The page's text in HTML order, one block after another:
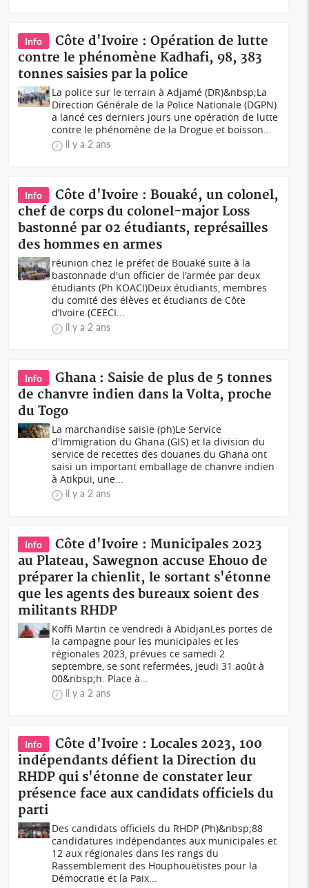
Info
Côte d'Ivoire : Opération de lutte
contre le phénomène Kadhafi, 98, 383
tonnes saisies par la police
La police sur le terrain à Adjamé (DR)&nbsp;La
Direction Générale de la Police Nationale (DGPN)
a lancé ces derniers jours une opération de lutte
contre le phénomène de la Drogue et boisson...
il y a 2 ans
Info
Côte d'Ivoire : Bouaké, un colonel,
chef de corps du colonel-major Loss
bastonné par 02 étudiants, représailles
des hommes en armes
réunion chez le préfet de Bouaké suite à la
bastonnade d'un officier de l'armée par deux
étudiants (Ph KOACI)Deux étudiants, membres
du comité des élèves et étudiants de Côte
d’Ivoire (CEECI...
il y a 2 ans
Info
Ghana : Saisie de plus de 5 tonnes
de chanvre indien dans la Volta, proche
du Togo
La marchandise saisie (ph)Le Service
d'Immigration du Ghana (GIS) et la division du
service de recettes des douanes du Ghana ont
saisi un important emballage de chanvre indien
à Atikpui, une...
il y a 2 ans
Info
Côte d'Ivoire : Municipales 2023
au Plateau, Sawegnon accuse Ehouo de
préparer la chienlit, le sortant s'étonne
que les agents des bureaux soient des
militants RHDP
Koffi Martin ce vendredi à AbidjanLes portes de
la campagne pour les municipales et les
régionales 2023, prévues ce samedi 2
septembre, se sont refermées, jeudi 31 août à
00&nbsp;h. Place à...
il y a 2 ans
Info
Côte d'Ivoire : Locales 2023, 100
indépendants défient la Direction du
RHDP qui s'étonne de constater leur
présence face aux candidats officiels du
parti
Des candidats officiels du RHDP (Ph)&nbsp;88
candidatures indépendantes aux municipales et
12 aux régionales dans les rangs du
Rassemblement des Houphouëtistes pour la
Démocratie et la Paix...